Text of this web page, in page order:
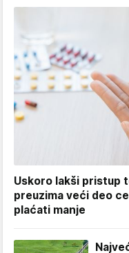
Uskoro lakši pristup
preuzima veći deo
plaćati manje